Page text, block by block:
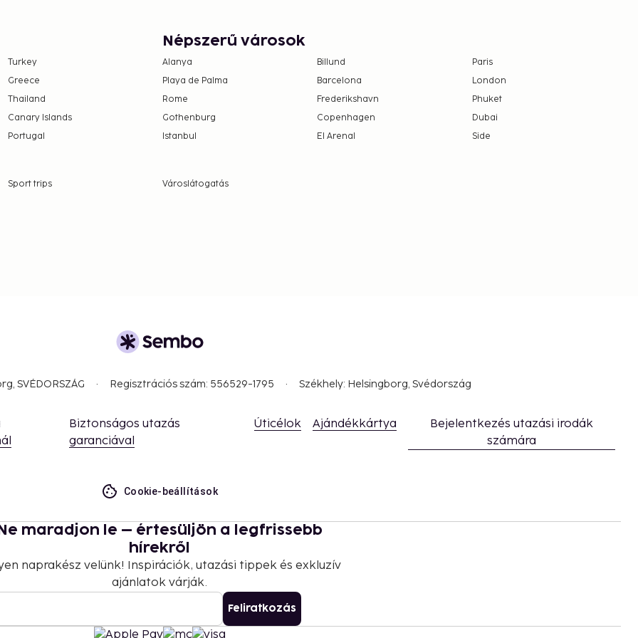
per night. This tax
for adults and EUR
Turkey
Greece
Thailand
Canary Islands
Portugal
Népszerű városok
Alanya Billund
Paris
Playa de Palma
Barcelona
London
Rome
Frederikshavn
Phuket
Gothenburg
Copenhagen
Dubai
Istanbul
El Arenal Side
Sport trips Városlátogatás
SVÉDORSZÁG Regisztrációs szám: 556529-1795 Székhely: Helsingborg, Svédország
Biztonságos utazás
garanciával
Úticélok Ajándékkártya
Bejelentkezés utazási irodák
számára
Cookie-beállítások
Ne maradjon le – értesüljön a legfrissebb
hírekről
naprakész velünk! Inspirációk, utazási tippek és exkluzív
ajánlatok várják.
Feliratkozás